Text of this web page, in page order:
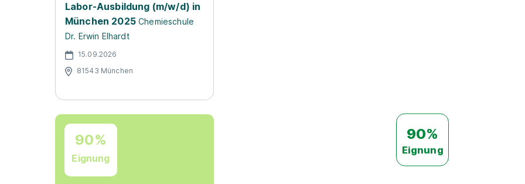
Labor-Ausbildung (m/w/d) in
München 2025 Chemieschule
Dr. Erwin Elhardt
15.09.2026
81543 München
90%
Eignung
90%
Eignung